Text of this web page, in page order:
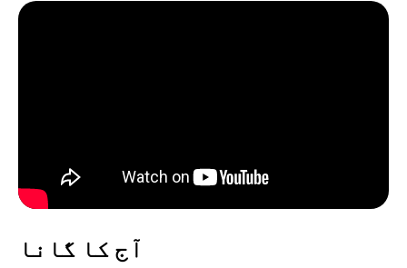
آج کا گانا